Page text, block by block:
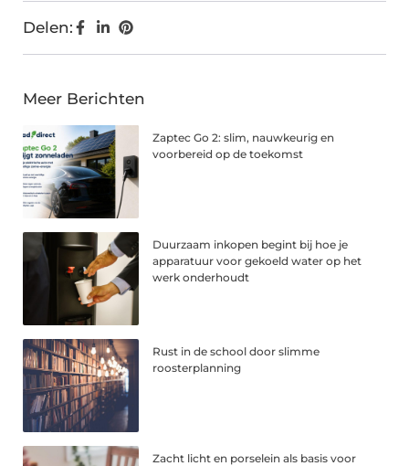
Delen:
Meer Berichten
Zaptec Go 2: slim, nauwkeurig en
voorbereid op de toekomst
Duurzaam inkopen begint bij hoe je
apparatuur voor gekoeld water op het
werk onderhoudt
Rust in de school door slimme
roosterplanning
Zacht licht en porselein als basis voor